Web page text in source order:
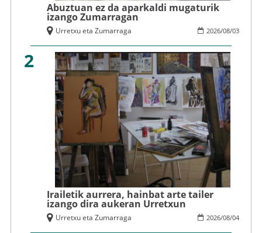
Abuztuan ez da aparkaldi mugaturik
izango Zumarragan
2026/08/03
Urretxu eta Zumarraga
2
Irailetik aurrera, hainbat arte tailer
izango dira aukeran Urretxun
2026/08/04
Urretxu eta Zumarraga